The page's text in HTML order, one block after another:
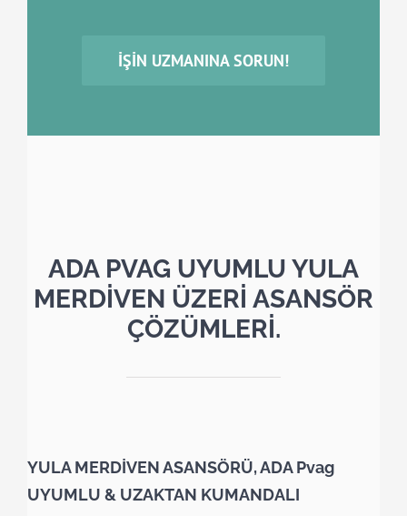
İŞIN UZMANINA SORUN!
ADA PVAG UYUMLU YULA
MERDİVEN ÜZERİ ASANSÖR
ÇÖZÜMLERİ.
YULA MERDİVEN ASANSÖRÜ, ADA Pvag
UYUMLU & UZAKTAN KUMANDALI